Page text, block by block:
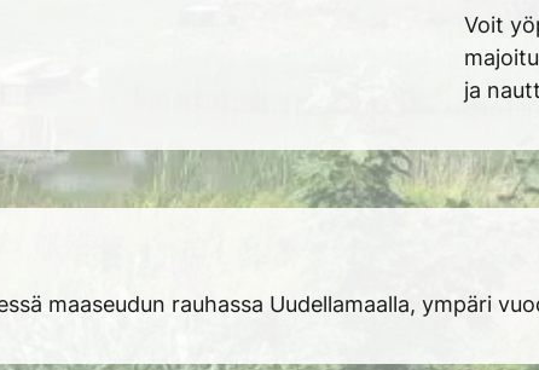
Voit
ja
maaseudun rauhassa Uudellamaalla, ympäri